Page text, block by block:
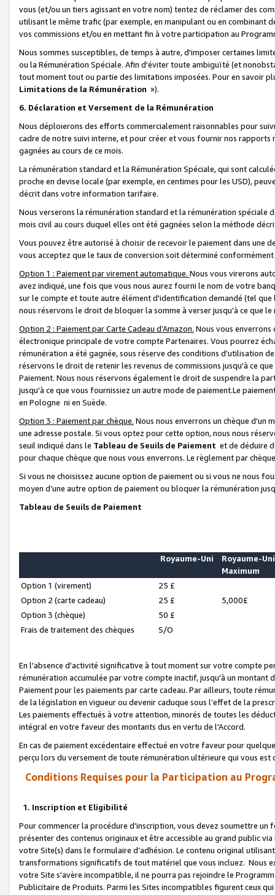
vous (et/ou un tiers agissant en votre nom) tentez de réclamer des
utilisant le même trafic (par exemple, en manipulant ou en combinant
vos commissions et/ou en mettant fin à votre participation au
Nous sommes susceptibles, de temps à autre, d'imposer certaines
ou la Rémunération Spéciale. Afin d'éviter toute ambiguïté (et
tout moment tout ou partie des limitations imposées. Pour en savoir
Limitations de la Rémunération »).
6. Déclaration et Versement de la Rémunération
Nous déploierons des efforts commercialement raisonnables pour
cadre de notre suivi interne, et pour créer et vous fournir nos
gagnées au cours de ce mois.
La rémunération standard et la Rémunération Spéciale, qui sont
proche en devise locale (par exemple, en centimes pour les USD),
décrit dans votre information tarifaire.
Nous verserons la rémunération standard et la rémunération spéciale
mois civil au cours duquel elles ont été gagnées selon la méthode
Vous pouvez être autorisé à choisir de recevoir le paiement dans une
vous acceptez que le taux de conversion soit déterminé
Option 1 : Paiement par virement automatique. Nous vous virerons
avez indiqué, une fois que vous nous aurez fourni le nom de votre
sur le compte et toute autre élément d'identification demandé (tel que
nous réservons le droit de bloquer la somme à verser jusqu'à ce que
Option 2 : Paiement par Carte Cadeau d’Amazon. Nous vous
électronique principale de votre compte Partenaires. Vous pourrez
rémunération a été gagnée, sous réserve des conditions d'utilisation
réservons le droit de retenir les revenus de commissions jusqu'à ce
Paiement. Nous nous réservons également le droit de suspendre la
jusqu'à ce que vous fournissiez un autre mode de paiement.Le
en Pologne ni en Suède.
Option 3 : Paiement par chèque. Nous nous enverrons un chèque d'un
une adresse postale. Si vous optez pour cette option, nous nous
seuil indiqué dans le Tableau de Seuils de Paiement et de déduire
pour chaque chèque que nous vous enverrons. Le règlement par
Si vous ne choisissez aucune option de paiement ou si vous ne nous
moyen d’une autre option de paiement ou bloquer la rémunération
Tableau de Seuils de Paiement
Royaume-Uni
Royaume-Uni
Maximum
Option 1 (virement)
25 £
Option 2 (carte cadeau)
25 £
5,000£
Option 3 (chèque)
50 £
Frais de traitement des chèques
S/O
En l'absence d'activité significative à tout moment sur votre compte
rémunération accumulée par votre compte inactif, jusqu'à un montant
Paiement pour les paiements par carte cadeau. Par ailleurs, toute
de la législation en vigueur ou devenir caduque sous l’effet de la
Les paiements effectués à votre attention, minorés de toutes les
intégral en votre faveur des montants dus en vertu de l'Accord.
En cas de paiement excédentaire effectué en votre faveur pour
perçu lors du versement de toute rémunération ultérieure qui vous est
Conditions Requises pour la Participation au
1. Inscription et Eligibilité
Pour commencer la procédure d’inscription, vous devez soumettre
présenter des contenus originaux et être accessible au grand public
votre Site(s) dans le formulaire d’adhésion. Le contenu original
transformations significatifs de tout matériel que vous incluez. Nous
votre Site s'avère incompatible, il ne pourra pas rejoindre le
Publicitaire de Produits. Parmi les Sites incompatibles figurent ceux